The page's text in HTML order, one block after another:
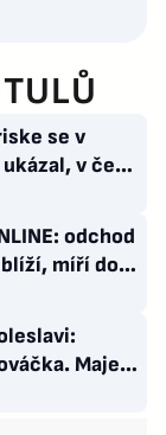
se v
v čem
odchod
míří do
Majer